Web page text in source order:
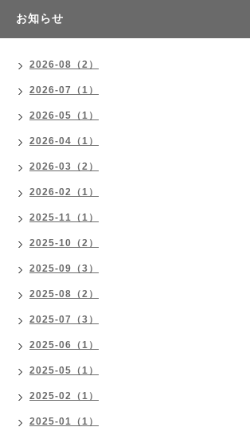
お知らせ
2026-08（2）
2026-07（1）
2026-05（1）
2026-04（1）
2026-03（2）
2026-02（1）
2025-11（1）
2025-10（2）
2025-09（3）
2025-08（2）
2025-07（3）
2025-06（1）
2025-05（1）
2025-02（1）
2025-01（1）